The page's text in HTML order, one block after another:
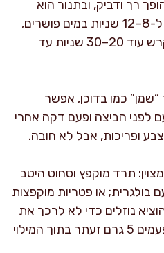
רך ודביק, ובתנור הוא
מתקשה להתייבש. אני מכוון ל-8–12 שניות במים פושרים,
ואז נותן לו “להבשיל” על הקרש עוד 20–30 שניות עד
כמו בדוכן, אפשר
לפני הביצה ופעם דקה אחרי
תרד מוקפץ וסחוט היטב
עם בולגרית; או פטריות מוקפצות
נוזלים כדי לא לרכך את
עלי האורז). אני גם מוסיף לפעמים 5 גרם זעתר בתוך המילוי